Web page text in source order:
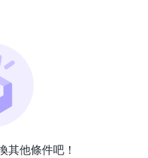
其他條件吧！